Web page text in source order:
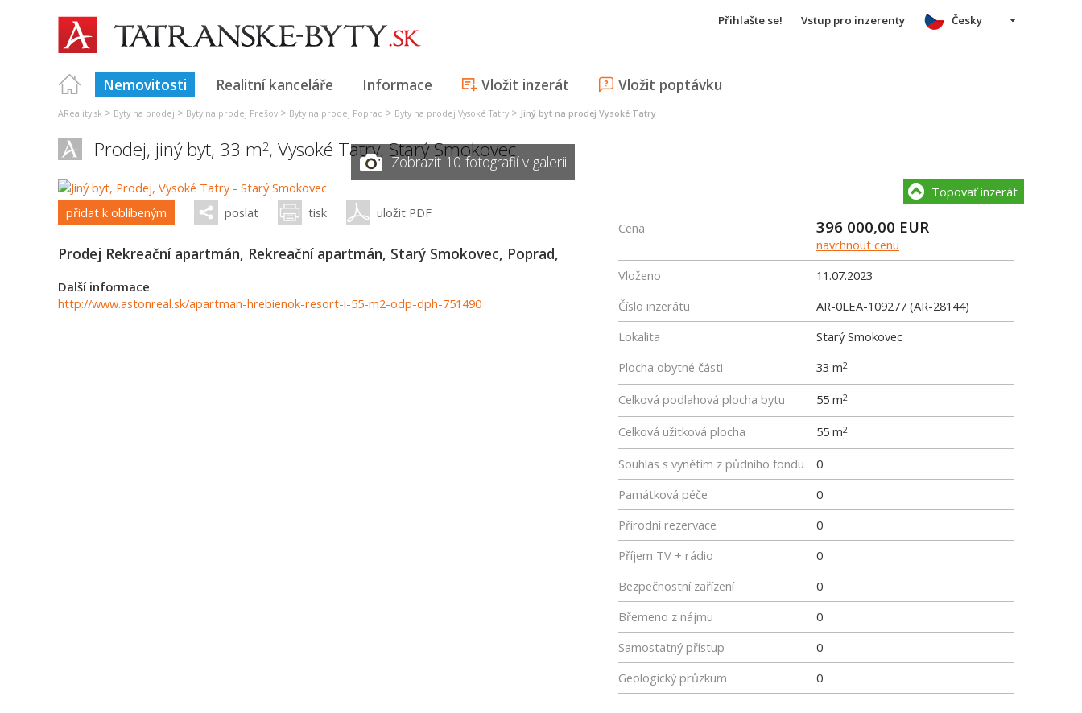
Přihlašte se! Vstup pro inzerenty
Nemovitosti Realitní kanceláře Informace Vložit inzerát Vložit poptávku
Česky
AReality.sk > Byty na prodej > Byty na prodej Prešov > Byty na prodej Poprad > Byty na prodej Vysoké Tatry > Jiný byt na prodej Vysoké Tatry
Prodej, jiný byt, 33 m2, Vysoké Tatry,Starý Smokovec
Zobrazit 10 fotografií v galerii
přidat k oblíbeným poslat tisk uložit PDF
Prodej Rekreační apartmán, Rekreační apartmán, Starý Smokovec, Poprad,
Další informace
http://www.astonreal.sk/apartman-hrebienok-resort-i-55-m2-odp-dph-751490
Topovať inzerát
Cena 396 000,00 EUR
navrhnout cenu
Vloženo
11.07.2023
Číslo inzerátu
AR-0LEA-109277 (AR-28144)
Lokalita
Starý Smokovec
Plocha obytné části
33 m2
Celková podlahová plocha bytu 55 m2
Celková užitková plocha 55 m2
Souhlas s vynětím z půdního fondu
0
Památková péče
0
Přírodní rezervace
0
Příjem TV + rádio
0
Bezpečnostní zařízení
0
Břemeno z nájmu
0
Samostatný přístup
0
Geologický průzkum
0